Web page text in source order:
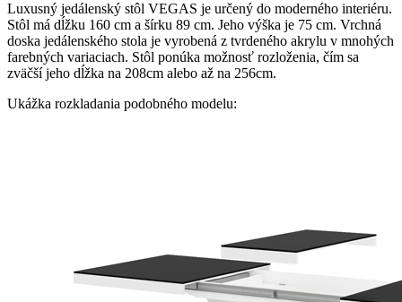
Luxusný jedálenský stôl VEGAS je určený do moderného interiéru.
Stôl má dĺžku 160 cm a šírku 89 cm. Jeho výška je 75 cm. Vrchná
doska jedálenského stola je vyrobená z tvrdeného akrylu v mnohých
farebných variaciach. Stôl ponúka možnosť rozloženia, čím sa
zväčší jeho dĺžka na 208cm alebo až na 256cm.
Ukážka rozkladania podobného modelu: